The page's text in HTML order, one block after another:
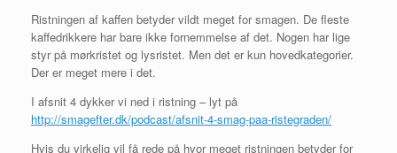
Ristningen af kaffen betyder vildt meget for smagen. De fleste
kaffedrikkere har bare ikke fornemmelse af det. Nogen har lige
styr på mørkristet og lysristet. Men det er kun hovedkategorier.
Der er meget mere i det.
I afsnit 4 dykker vi ned i ristning – lyt på
http://smagefter.dk/podcast/afsnit-4-smag-paa-ristegraden/
Hvis du virkelig vil få rede på hvor meget ristningen betyder for